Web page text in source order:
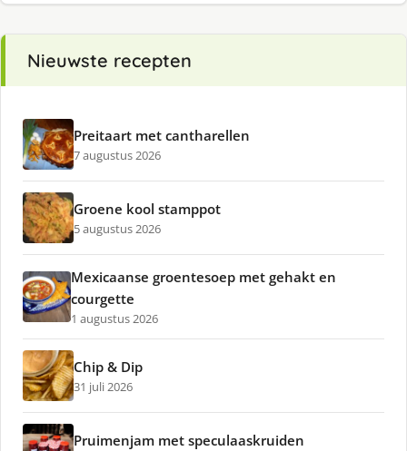
Nieuwste recepten
Preitaart met cantharellen
7 augustus 2026
Groene kool stamppot
5 augustus 2026
Mexicaanse groentesoep met gehakt en
courgette
1 augustus 2026
Chip & Dip
31 juli 2026
Pruimenjam met speculaaskruiden